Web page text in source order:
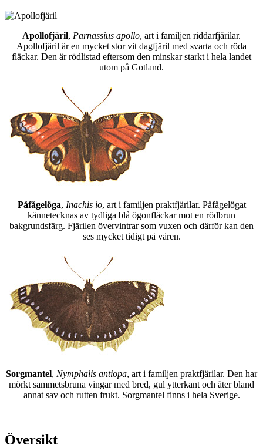
Apollofjäril, Parnassius apollo, art i familjen riddarfjärilar.
Apollofjäril är en mycket stor vit dagfjäril med svarta och röda
fläckar. Den är rödlistad eftersom den minskar starkt i hela landet
utom på Gotland.
Påfågelöga, Inachis io, art i familjen praktfjärilar. Påfågelögat
kännetecknas av tydliga blå ögonfläckar mot en rödbrun
bakgrundsfärg. Fjärilen övervintrar som vuxen och därför kan den
ses mycket tidigt på våren.
Sorgmantel, Nymphalis antiopa, art i familjen praktfjärilar. Den har
mörkt sammetsbruna vingar med bred, gul ytterkant och äter bland
annat sav och rutten frukt. Sorgmantel finns i hela Sverige.
Översikt